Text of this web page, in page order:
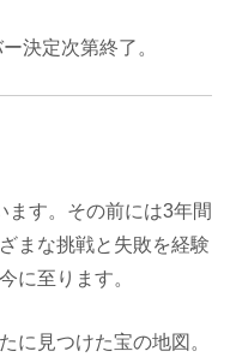
決定次第終了。
ます。その前には3年間
まな挑戦と失敗を経験
に至ります。
に見つけた宝の地図。